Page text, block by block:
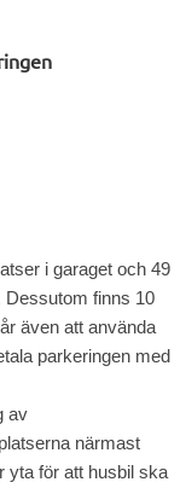
i garaget och 49
Dessutom finns 10
även att använda
parkeringen med
av
närmast
yta för att husbil ska